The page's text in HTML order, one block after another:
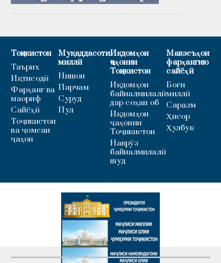
Тоҷикистон
Таърих
Иқтисодӣ
Фарҳанг ва
маориф
Сайёҳӣ
Тоҷикистон
ва ҷомеаи
ҷаҳон
Муқаддасоти
миллӣ
Нишон
Парчам
Суруд
Пул
Иқдомҳои
ҷаҳонии
Тоҷикистон
Иқдомҳои
байналмилалӣ
дар соҳаи об
Иқдомҳои
ҷаҳонии
Тоҷикистон
Наврӯз
байналмилалӣ
шуд
Мавзеъҳои
фарҳангию
сайёҳӣ
Боғи
миллӣ
Саразм
Ҳисор
Ҳулбук